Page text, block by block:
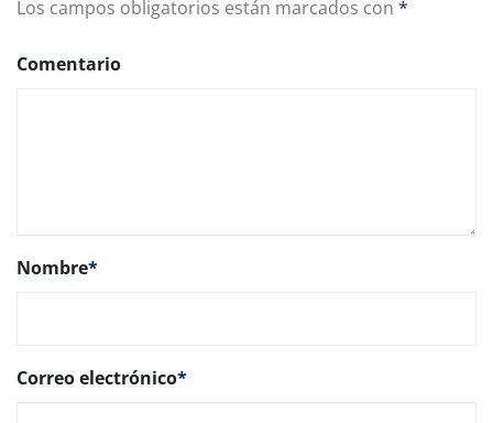
Los campos obligatorios están marcados con *
Comentario
Nombre*
Correo electrónico*